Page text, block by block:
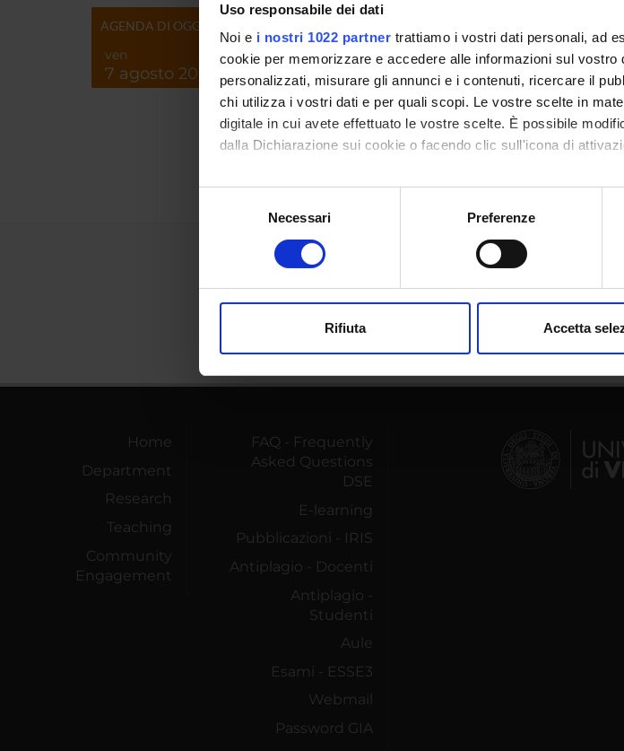
Uso responsabile dei dati
Noi e i nostri 1022 partner trattiamo i vostri dati personali, ad
cookie per memorizzare e accedere alle informazioni sul
personalizzati, misurare gli annunci e i contenuti, ricercare il
chi utilizza i vostri dati e per quali scopi. Le vostre scelte in
digitale in cui avete effettuato le vostre scelte. È possibile
dalla Dichiarazione sui cookie o facendo clic sull'icona di
Con il tuo consenso, vorremmo anche:
raccogliere informazioni sulla tua posizione geografica,
digitali).
modificare o ritirare il tuo consenso in qualsiasi momento dalla
di analisi dei dati web, pubblicità e social media, i quali
Necessari Preferenze
Rifiuta Accetta
AGENDA DI OGGI
ven
7 agosto 2026
Economia del benessere e delle scelte
Analysis of Collective Decision-Making
Economia comportamentale e
Design of Experiments
Legal Procedure, the Legal System, and
Home
Department
Research
Teaching
Community
Engagement
FAQ - Frequently
Asked Questions
DSE
E-learning
Pubblicazioni - IRIS
Antiplagio - Docenti
Antiplagio -
Studenti
Aule
Esami - ESSE3
Webmail
Password GIA